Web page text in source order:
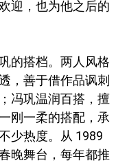
迎，也为他之后的
的搭档。两人风格
，善于借作品讽刺
冯巩温润百搭，擅
刚一柔的搭配，承
少热度。从 1989
晚舞台，每年都推